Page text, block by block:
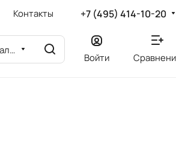
Контакты +7 (495) 414-10-20
Каталог
Войти